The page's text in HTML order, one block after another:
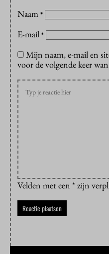
Naam *
E-mail *
Mijn naam, e-mail en
voor de volgende keer
Velden met een * zijn